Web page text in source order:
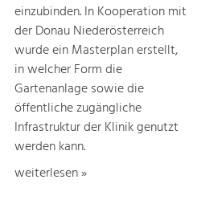
einzubinden. In Kooperation mit
der Donau Niederösterreich
wurde ein Masterplan erstellt,
in welcher Form die
Gartenanlage sowie die
öffentliche zugängliche
Infrastruktur der Klinik genutzt
werden kann.
weiterlesen »